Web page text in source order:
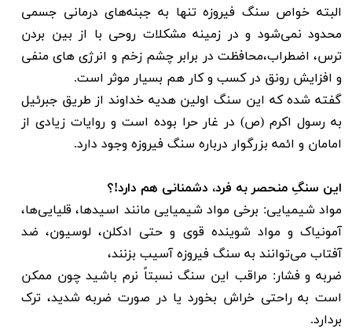
البته خواص سنگ فیروزه تنها به جبنه‌های درمانی جسمی
محدود نمی‌شود و در زمینه مشکلات روحی با از بین بردن
ترس، اضطراب،محافظت در برابر چشم زخم و انرژی های منفی
و افزایش رونق در کسب و کار هم بسیار موثر است.
گفته شده که این سنگ اولین هدیه خداوند از طریق جبرئیل
به رسول اکرم (ص) در غار حرا بوده است و روایات زیادی از
امامان و ائمه بزرگوار درباره سنگ فیروزه وجود دارد.
این سنگِ منحصر به فرد، دشمنانی هم دارد!؟
مواد شیمیایی: برخی مواد شیمیایی مانند اسیدها، قلیایی‌ها،
آمونیاک و مواد شوینده قوی و حتی ادکلن، لوسیون، ضد
آفتاب می‌توانند به سنگ فیروزه آسیب بزنند،
ضربه و فشار: مراقب این سنگ نسبتاً نرم باشید چون ممکن
است به راحتی خراش بخورد یا در صورت ضربه شدید، ترک
بردارد.